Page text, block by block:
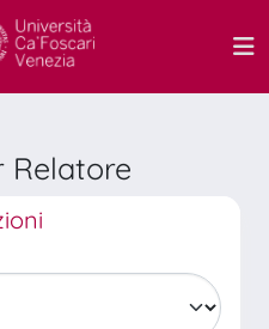
Relatore